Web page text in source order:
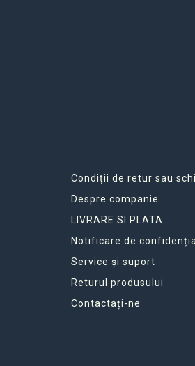
Condiții de retur sau
Despre companie
LIVRARE SI PLATA
Notificare de
Service și suport
Returul produsului
Contactați-ne